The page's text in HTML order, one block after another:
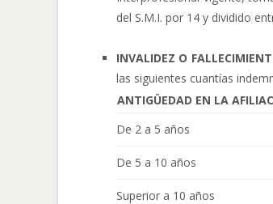
del S.M.I. por 14 y dividido
INVALIDEZ O
las siguientes cuantías
ANTIGÜEDAD EN LA
De 2 a 5 años
De 5 a 10 años
Superior a 10 años